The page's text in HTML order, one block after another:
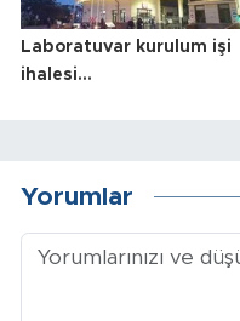
Laboratuvar kurulum işi
ihalesi...
Yorumlar